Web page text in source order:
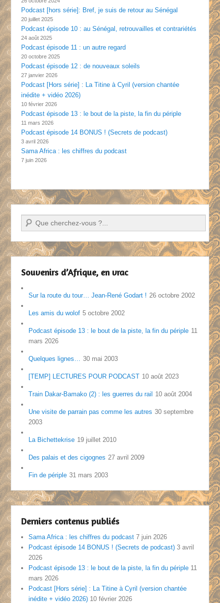
Podcast [hors série]: Bref, je suis de retour au Sénégal
20 juillet 2025
Podcast épisode 10 : au Sénégal, retrouvailles et contrariétés
24 août 2025
Podcast épisode 11 : un autre regard
20 octobre 2025
Podcast épisode 12 : de nouveaux soleils
27 janvier 2026
Podcast [Hors série] : La Titine à Cyril (version chantée
inédite + vidéo 2026)
10 février 2026
Podcast épisode 13 : le bout de la piste, la fin du périple
11 mars 2026
Podcast épisode 14 BONUS ! (Secrets de podcast)
3 avril 2026
Sama Africa : les chiffres du podcast
7 juin 2026
Recherche
Souvenirs d’Afrique, en vrac
Sur la route du tour… Jean-René Godart ! 26 octobre 2002
Les amis du wolof 5 octobre 2002
Podcast épisode 13 : le bout de la piste, la fin du périple 11
mars 2026
Quelques lignes… 30 mai 2003
[TEMP] LECTURES POUR PODCAST 10 août 2023
Train Dakar-Bamako (2) : les guerres du rail 10 août 2004
Une visite de parrain pas comme les autres 30 septembre
2003
La Bichettekrise 19 juillet 2010
Des palais et des cigognes 27 avril 2009
Fin de périple 31 mars 2003
Derniers contenus publiés
Sama Africa : les chiffres du podcast 7 juin 2026
Podcast épisode 14 BONUS ! (Secrets de podcast) 3 avril
2026
Podcast épisode 13 : le bout de la piste, la fin du périple 11
mars 2026
Podcast [Hors série] : La Titine à Cyril (version chantée
inédite + vidéo 2026) 10 février 2026